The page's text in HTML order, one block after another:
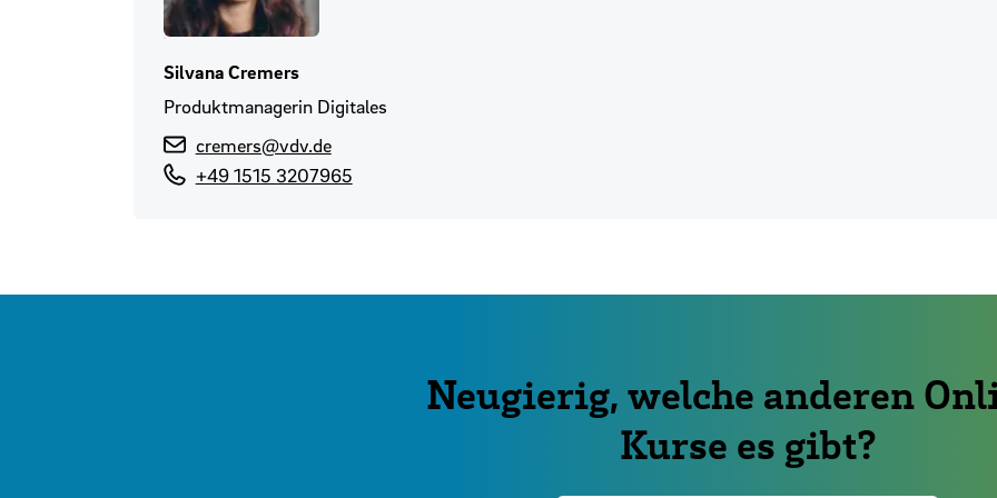
Silvana Cremers
Produktmanagerin Digitales
cremers@vdv.de
+49 1515 3207965
Neugierig, welche anderen
Kurse es gibt?